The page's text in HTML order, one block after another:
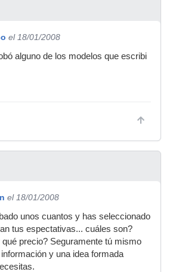
el 18/01/2008
alguno de los modelos que escribi
el 18/01/2008
unos cuantos y has seleccionado
tus espectativas... cuáles son?
precio? Seguramente tú mismo
y una idea formada